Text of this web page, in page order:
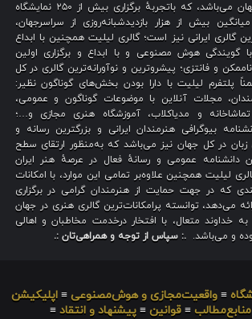
گالری آنلاین در کل جهان می‌باشد، که باتجربهٔ برگزاری بیش از ۲۵۰ نمایشگاه
بیش از هزار بازدیدشبانه‌روزی از سراسرجهان،
گالری ایرانی نیز است؛ گالری لیلیت همچنین با ابداع
با گویندگی هوش مصنوعی و با ابداع و برگزاری اولین
و فانتزی؛ پیشروترین و نوآورانه‌ترین گالری در کل
پلتفرم لیلیت با دارا بودن بخش‌های گوناگون نظیر:
مجلات آنلاین با موضوعات گوناگون و عمومی،
تماشاخانه و مدیاکلاب، آموزشگاه هنری مجازی و…؛
بیوگرافی هنرمندان ایرانی و بزرگترین رسانه و
زبان در کل جهان نیز می‌باشد که به‌منظور ارتقای سطح
دانشنامه عمومی و رسانهٔ فعال در عرصهٔ هنر ایران
لیلیت همچنین علاوه‌بر تمامی این موارد، با امکانات
که در جهت حمایت از هنرمندان گرامی در برگزاری
می‌دهد، توانسته پرامکانات‌ترین گالری هنری در جهان
خداوند متعال، با افتخار درخدمت مخاطبان و اهالی
و می‌باشد. .: سپاس از توجه و همراهی‌تان :.
≡ واقعیت‌مجازی و هوش‌مصنوعی ≡ اپلیکیشن
منابع‌مطالب ≡قوانین ≡پیشنهاد و انتقاد ≡